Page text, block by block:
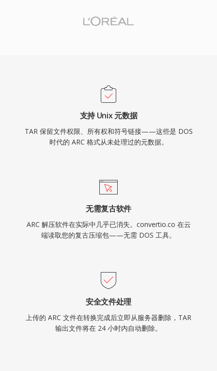
支持 Unix 元数据
TAR 保留文件权限、所有权和符号链接——这些是 DOS
时代的 ARC 格式从未处理过的元数据。
无需复古软件
ARC 解压软件在实际中几乎已消失。convertio.co 在云
端读取您的复古压缩包——无需 DOS 工具。
安全文件处理
上传的 ARC 文件在转换完成后立即从服务器删除，TAR
输出文件将在 24 小时内自动删除。